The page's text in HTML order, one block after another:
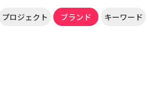
プロジェクト ブランド キーワード